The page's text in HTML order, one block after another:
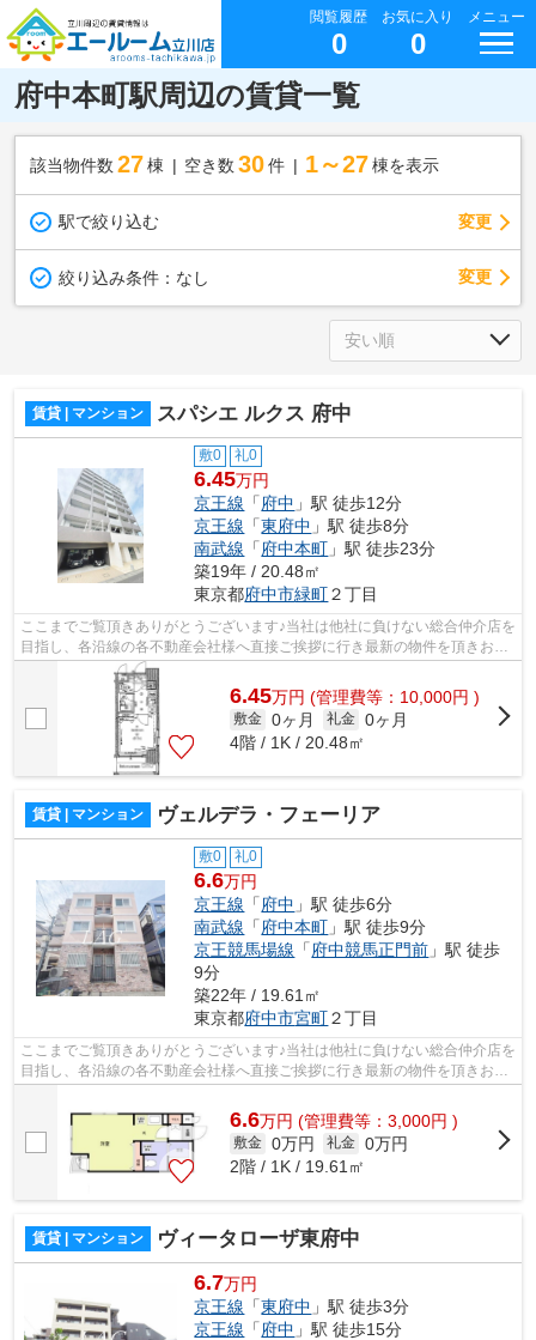
閲覧履歴
0
お気に入り
0
メニュー
府中本町駅周辺の賃貸一覧
該当物件数 27棟 空き数 30 件 1～27 棟を表示
駅で絞り込む 変更
絞り込み条件： なし 変更
賃貸 | マンション スパシエ ルクス 府中
敷0 礼0
6.45万円
京王線 「府中 」駅 徒歩12分
京王線 「東府中 」駅 徒歩8分
南武線 「府中本町 」駅 徒歩23分
築19年 / 20.48㎡
東京都府中市緑町２丁目
ここまでご覧頂きありがとうございます♪当社は他社に負けない総合仲介店を
目指し、各沿線の各不動産会社様へ直接ご挨拶に行き最新の物件を頂きお客
様へ提供しております！最新の情報は...
6.45万円 (管理費等：10,000円 )
敷金 0ヶ月 礼金 0ヶ月
4階 / 1K / 20.48㎡
賃貸 | マンション ヴェルデラ・フェーリア
敷0 礼0
6.6万円
京王線 「府中 」駅 徒歩6分
南武線 「府中本町 」駅 徒歩9分
京王競馬場線 「府中競馬正門前 」駅 徒歩
9分
築22年 / 19.61㎡
東京都府中市宮町２丁目
ここまでご覧頂きありがとうございます♪当社は他社に負けない総合仲介店を
目指し、各沿線の各不動産会社様へ直接ご挨拶に行き最新の物件を頂きお客
6.6万円 (管理費等：3,000円 )
敷金 0万円 礼金 0万円
2階 / 1K / 19.61㎡
賃貸 | マンション ヴィータローザ東府中
6.7万円
京王線 「東府中 」駅 徒歩3分
京王線 「府中 」駅 徒歩15分